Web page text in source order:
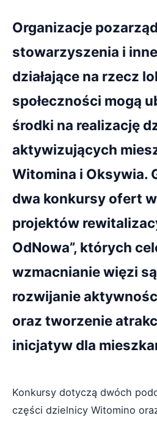
Organizacje
stowarzyszenia i
działające na rzecz
społeczności mogą
środki na realizację
aktywizujących
Witomina i Oksywia.
dwa konkursy ofert
projektów
OdNowa”, których
wzmacnianie więzi
rozwijanie
oraz tworzenie
inicjatyw dla
Konkursy dotyczą dwóch
części dzielnicy Witomino